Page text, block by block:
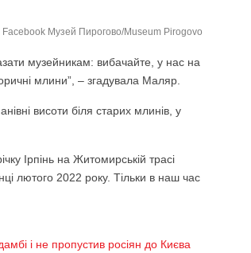
Facebook Музей Пирогово/Museum Pirogovo
музейникам: вибачайте, у нас на
млини”, – згадувала Маляр.
висоти біля старих млинів, у
Ірпінь на Житомирській трасі
лютого 2022 року. Тільки в наш час
і не пропустив росіян до Києва